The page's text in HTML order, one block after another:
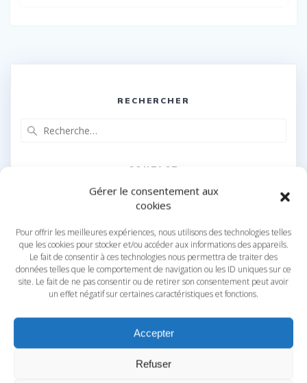
Gérer le consentement aux
cookies
Pour offrir les meilleures expériences, nous utilisons des technologies telles
que les cookies pour stocker et/ou accéder aux informations des appareils.
Le fait de consentir à ces technologies nous permettra de traiter des
données telles que le comportement de navigation ou les ID uniques sur ce
site. Le fait de ne pas consentir ou de retirer son consentement peut avoir
un effet négatif sur certaines caractéristiques et fonctions.
Accepter
Refuser
RECHERCHER
CONTACT
Adresse
Belgique
PRÉSENTATION
créée en 2019. Elle regroupe actuellement plusieurs